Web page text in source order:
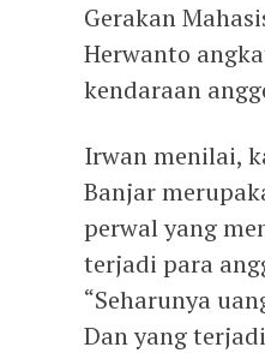
Gerakan
Herwanto
kendaraan
Irwan menilai,
Banjar
perwal yang
terjadi para
“Seharunya
Dan yang